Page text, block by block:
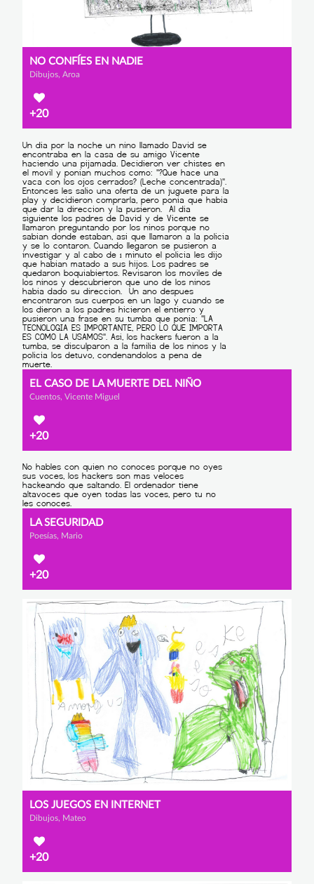
NO CONFÍES EN NADIE
Dibujos, Aroa
+20
EL CASO DE LA MUERTE DEL NIÑO
Cuentos, Vicente Miguel
+20
LA SEGURIDAD
Poesías, Mario
+20
LOS JUEGOS EN INTERNET
Dibujos, Mateo
+20